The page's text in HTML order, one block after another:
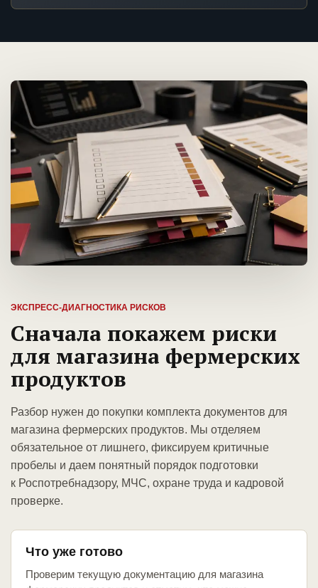
ЭКСПРЕСС-ДИАГНОСТИКА РИСКОВ
Сначала покажем риски
для магазина фермерских
продуктов
Разбор нужен до покупки комплекта документов для
магазина фермерских продуктов. Мы отделяем
обязательное от лишнего, фиксируем критичные
пробелы и даем понятный порядок подготовки
к Роспотребнадзору, МЧС, охране труда и кадровой
проверке.
Что уже готово
Проверим текущую документацию для магазина